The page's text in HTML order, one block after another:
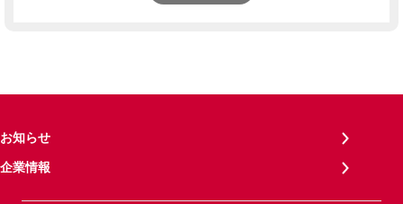
お知らせ
企業情報